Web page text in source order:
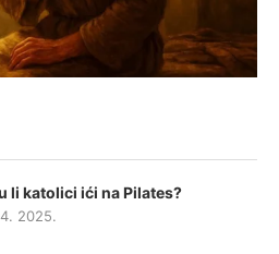
li katolici ići na Pilates?
2025.